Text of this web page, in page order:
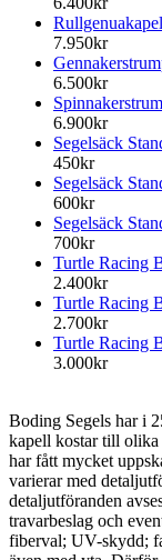
7.950kr
6.500kr
6.900kr
Segelsäck
450kr
Segelsäck
600kr
Segelsäck
700kr
Turtle Racing
2.400kr
Turtle Racing
2.700kr
Turtle Racing
3.000kr
Boding Segels har i
kapell kostar till olika
har fått mycket
varierar med
detaljutföranden
travarbeslag och
fiberval; UV-skydd;